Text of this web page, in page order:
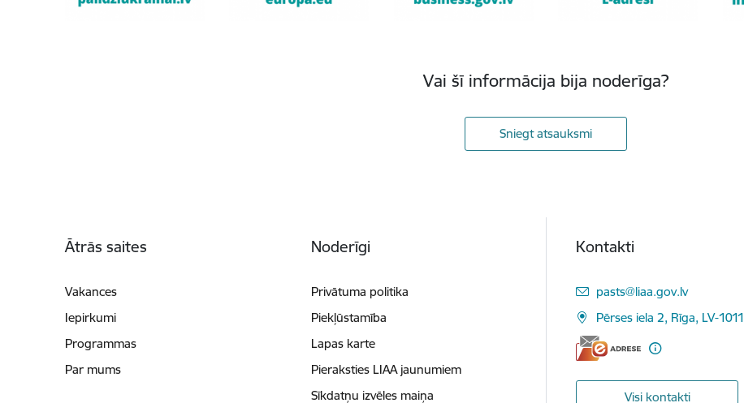
Vai šī informācija bija noderīga?
Sniegt atsauksmi
Ātrās saites
Vakances
Iepirkumi
Programmas
Par mums
Noderīgi
Privātuma politika
Piekļūstamība
Lapas karte
Pieraksties LIAA jaunumiem
Sīkdatņu izvēles maiņa
Kontakti
E-pasts:
pasts@liaa.gov.lv
Pērses iela 2, Rīga, LV-1011
Visi kontakti